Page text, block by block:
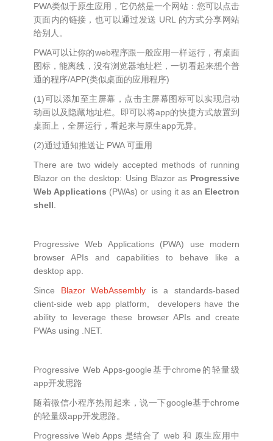
PWA类似于原生应用，它仍然是一个网站：您可以点击
页面内的链接，也可以通过发送 URL 的方式分享网站
给别人。
PWA可以让你的web程序跟一般应用一样运行，有桌面
图标，能离线，没有浏览器地址栏，一切看起来想个普
通的程序/APP(类似桌面的应用程序)
(1)可以添加至主屏幕，点击主屏幕图标可以实现启动
动画以及隐藏地址栏。即可以将app的快捷方式放置到
桌面上，全屏运行，看起来与原生app无异。
(2)通过通知推送让 PWA 可重用
There are two widely accepted methods of running
Blazor on the desktop: Using Blazor as Progressive
Web Applications (PWAs) or using it as an Electron
shell
Progressive Web Applications (PWA) use modern
browser APIs and capabilities to behave like a
desktop app.
Since Blazor WebAssembly is a standards-based
client-side web app platform, developers have the
ability to leverage these browser APIs and create
PWAs using .NET.
Progressive Web Apps-google基于chrome的轻量级
app开发思路
随着微信小程序热闹起来，说一下google基于chrome
的轻量级app开发思路。
Progressive Web Apps 是结合了 web 和 原生应用中